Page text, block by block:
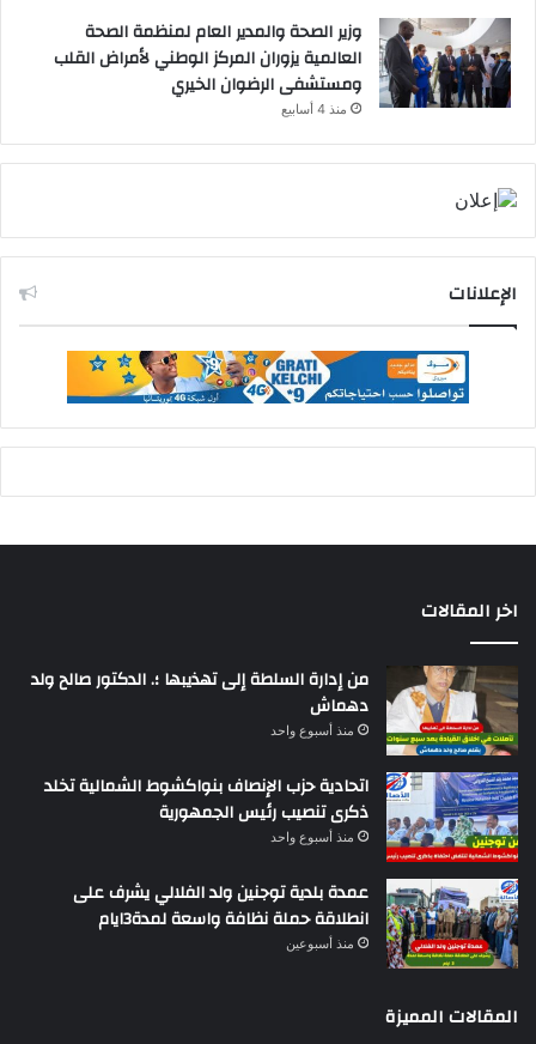
وزير الصحة والمدير العام لمنظمة الصحة
العالمية يزوران المركز الوطني لأمراض القلب
ومستشفى الرضوان الخيري
منذ 4 أسابيع
الإعلانات
اخر المقالات
من إدارة السلطة إلى تهذيبها ؛. الدكتور صالح ولد
دهماش
منذ أسبوع واحد
اتحادية حزب الإنصاف بنواكشوط الشمالية تخلد
ذكرى تنصيب رئيس الجمهورية
منذ أسبوع واحد
عمدة بلدية توجنين ولد الفلالي يشرف على
انطلاقة حملة نظافة واسعة لمدة3ايام
منذ أسبوعين
المقالات المميزة